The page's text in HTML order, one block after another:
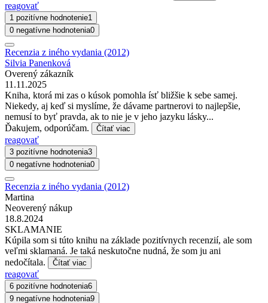
reagovať
1 pozitívne hodnotenie1
0 negatívne hodnotenia0
Recenzia z iného vydania (2012)
Silvia Panenková
Overený zákazník
11.11.2025
Kniha, ktorá mi zas o kúsok pomohla ísť bližšie k sebe samej.
Niekedy, aj keď si myslíme, že dávame partnerovi to najlepšie,
nemusí to byť pravda, ak to nie je v jeho jazyku lásky...
Ďakujem, odporúčam.
Čítať viac
reagovať
3 pozitívne hodnotenia3
0 negatívne hodnotenia0
Recenzia z iného vydania (2012)
Martina
Neoverený nákup
18.8.2024
SKLAMANIE
Kúpila som si túto knihu na základe pozitívnych recenzií, ale som
veľmi sklamaná. Je taká neskutočne nudná, že som ju ani
nedočítala.
Čítať viac
reagovať
6 pozitívne hodnotenia6
9 negatívne hodnotenia9